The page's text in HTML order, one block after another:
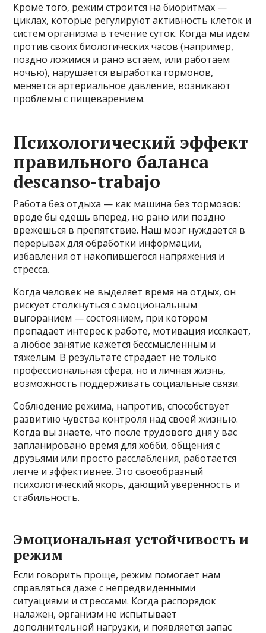
Кроме того, режим строится на биоритмах —
циклах, которые регулируют активность клеток и
систем организма в течение суток. Когда мы идём
против своих биологических часов (например,
поздно ложимся и рано встаём, или работаем
ночью), нарушается выработка гормонов,
меняется артериальное давление, возникают
проблемы с пищеварением.
Психологический эффект
правильного баланса
descanso-trabajo
Работа без отдыха — как машина без тормозов:
вроде бы едешь вперед, но рано или поздно
врежешься в препятствие. Наш мозг нуждается в
перерывах для обработки информации,
избавления от накопившегося напряжения и
стресса.
Когда человек не выделяет время на отдых, он
рискует столкнуться с эмоциональным
выгоранием — состоянием, при котором
пропадает интерес к работе, мотивация иссякает,
а любое занятие кажется бессмысленным и
тяжелым. В результате страдает не только
профессиональная сфера, но и личная жизнь,
возможность поддерживать социальные связи.
Соблюдение режима, напротив, способствует
развитию чувства контроля над своей жизнью.
Когда вы знаете, что после трудового дня у вас
запланировано время для хобби, общения с
друзьями или просто расслабления, работается
легче и эффективнее. Это своеобразный
психологический якорь, дающий уверенность и
стабильность.
Эмоциональная устойчивость и
режим
Если говорить проще, режим помогает нам
справляться даже с непредвиденными
ситуациями и стрессами. Когда распорядок
налажен, организм не испытывает
дополнительной нагрузки, и появляется запас